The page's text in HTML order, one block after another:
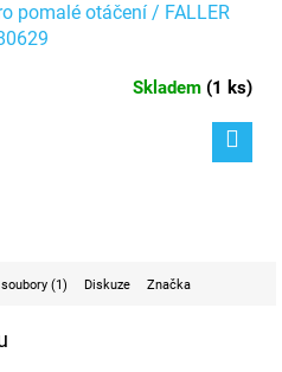
pomalé otáčení / FALLER
Skladem (1 ks)
(1) Diskuze Značka